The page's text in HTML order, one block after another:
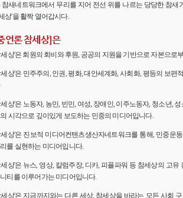
참새네트워크에서 무리를 지어 전선 위를 나르는 당당한 참
상'을 활짝 열어갑시다.
언론 참세상]은
상'은 회원의 회비와 후원, 공공의 지원을 기반으로 자본으로
상'은 민주주의, 인권, 평화, 대안세계화, 사회화, 평등의 보편
상'은 노동자, 농민, 빈민, 여성, 장애인, 이주노동자, 청소년,
시각으로 깊이있게 보도하는 민중의 미디어입니다.
세상'은 진보적 미디어컨텐츠생산자네트워크를 통해, 민중운
를 실현하는 미디어입니다.
상'은 뉴스, 영상, 칼럼주장, 디카, 피플파워 등 참세상의 고
티를 이루어가는 미디어입니다.
상'은 지금까지와는 다른 세상, 참세상을 바라는 모든 사회